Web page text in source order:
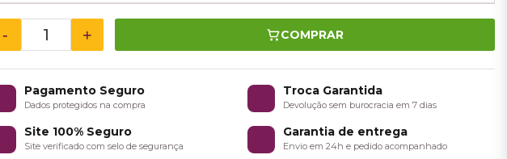
- + COMPRAR
Pagamento Seguro
Dados protegidos na compra
Troca Garantida
Devolução sem burocracia em 7 dias
Site 100% Seguro
Site verificado com selo de segurança
Garantia de entrega
Envio em 24h e pedido acompanhado